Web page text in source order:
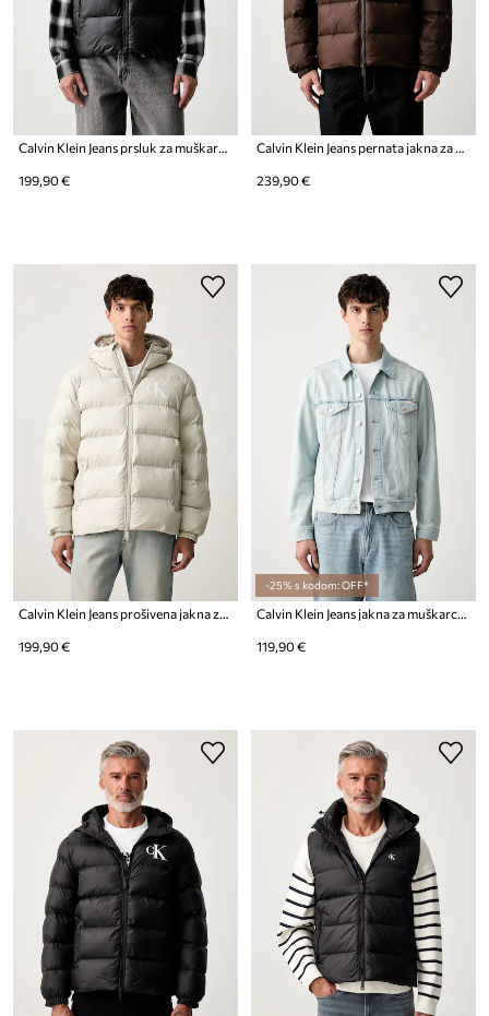
199,90 € 239,90 €
Calvin Klein Jeans prošivena jakna za muškarce
199,90 €
-25% s kodom: OFF*
Calvin Klein Jeans jakna za muškarce od pamuka
119,90 €